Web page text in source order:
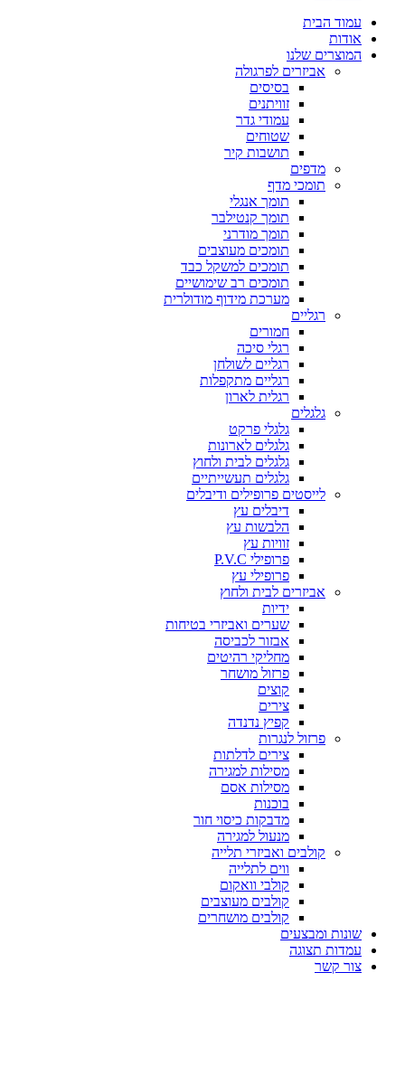
עמוד הבית
אודות
המוצרים שלנו
אביזרים לפרגולה
בסיסים
זוויתנים
עמודי גדר
שטוחים
תושבות קיר
מדפים
תומכי מדף
תומך אנגלי
תומך קנטילבר
תומך מודרני
תומכים מעוצבים
תומכים למשקל כבד
תומכים רב שימושיים
מערכת מידוף מודולרית
רגליים
חמורים
רגלי סיכה
רגליים לשולחן
רגליים מתקפלות
רגלית לארון
גלגלים
גלגלי פרקט
גלגלים לארונות
גלגלים לבית ולחוץ
גלגלים תעשייתיים
לייסטים פרופילים ודיבלים
דיבלים עץ
הלבשות עץ
זוויות עץ
פרופילי P.V.C
פרופילי עץ
אביזרים לבית ולחוץ
ידיות
שערים ואביזרי בטיחות
אבזור לכביסה
מחליקי רהיטים
פרזול מושחר
קוצים
צירים
קפיץ נדנדה
פרזול לנגרות
צירים לדלתות
מסילות למגירה
מסילות אסם
בוכנות
מדבקות כיסוי חור
מנעול למגירה
קולבים ואביזרי תלייה
ווים לתלייה
קולבי וואקום
קולבים מעוצבים
קולבים מושחרים
שונות ומבצעים
עמדות תצוגה
צור קשר